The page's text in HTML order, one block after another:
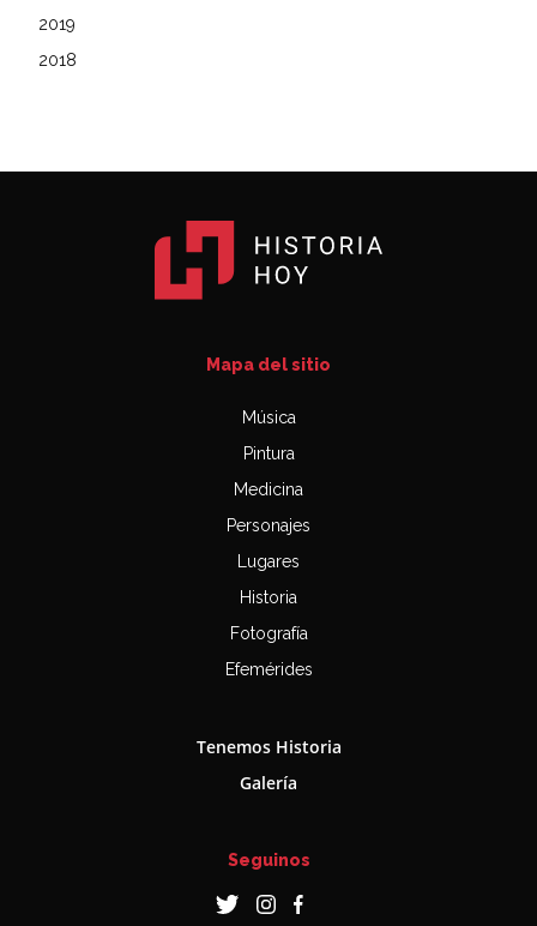
2019
2018
Mapa del sitio
Música
Pintura
Medicina
Personajes
Lugares
Historia
Fotografía
Efemérides
Tenemos Historia
Galería
Seguinos